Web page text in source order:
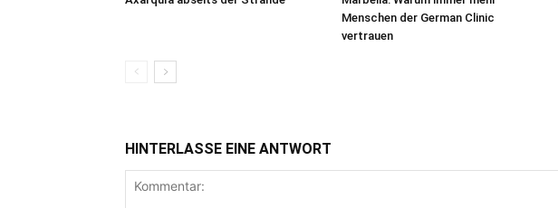
Menschen der German Clinic
vertrauen
HINTERLASSE EINE ANTWORT